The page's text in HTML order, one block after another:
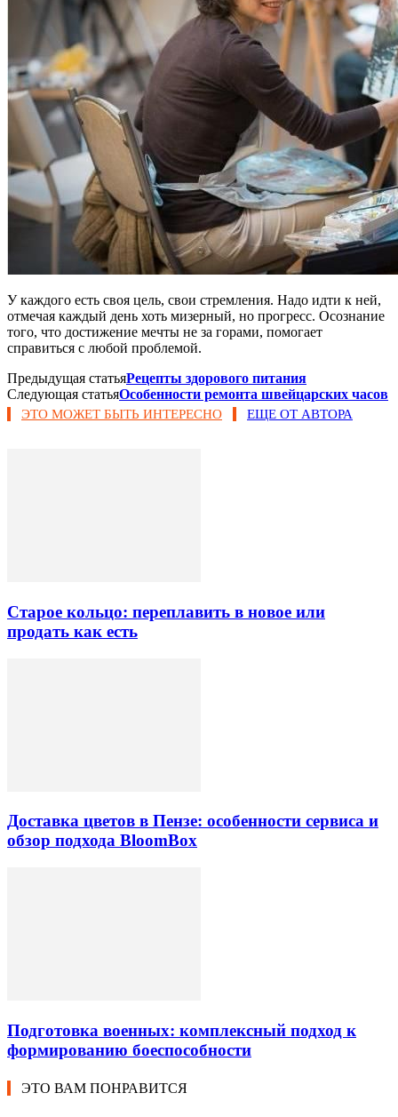
У каждого есть своя цель, свои стремления. Надо идти к ней,
отмечая каждый день хоть мизерный, но прогресс. Осознание
того, что достижение мечты не за горами, помогает
справиться с любой проблемой.
Предыдущая статьяРецепты здорового питания
Следующая статьяОсобенности ремонта швейцарских часов
ЭТО МОЖЕТ БЫТЬ ИНТЕРЕСНО ЕЩЕ ОТ АВТОРА
Старое кольцо: переплавить в новое или
продать как есть
Доставка цветов в Пензе: особенности сервиса и
обзор подхода BloomBox
Подготовка военных: комплексный подход к
формированию боеспособности
ЭТО ВАМ ПОНРАВИТСЯ